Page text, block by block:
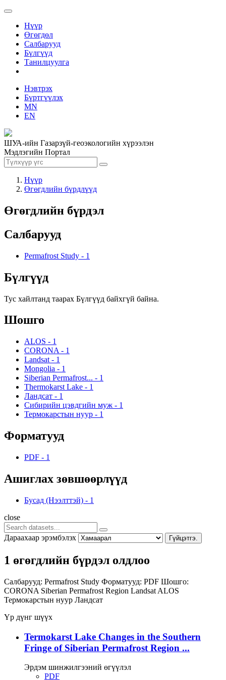
Нүүр
Өгөгдөл
Салбарууд
Бүлгүүд
Танилцуулга
Нэвтрэх
Бүртгүүлэх
MN
EN
ШУА-ийн Газарзүй-геоэкологийн хүрээлэн
Мэдлэгийн Портал
Нүүр
Өгөгдлийн бүрдлүүд
Өгөгдлийн бүрдэл
Салбарууд
Permafrost Study - 1
Бүлгүүд
Тус хайлтанд таарах Бүлгүүд байхгүй байна.
Шошго
ALOS - 1
CORONA - 1
Landsat - 1
Mongolia - 1
Siberian Permafrost... - 1
Thermokarst Lake - 1
Ландсат - 1
Сибирийн цэвдгийн муж - 1
Термокарстын нуур - 1
Форматууд
PDF - 1
Ашиглах зөвшөөрлүүд
Бусад (Нээлттэй) - 1
close
Дараахаар эрэмбэлэх Гүйцэтгэ.
1 өгөгдлийн бүрдэл олдлоо
Салбарууд: Permafrost Study Форматууд: PDF Шошго:
CORONA Siberian Permafrost Region Landsat ALOS
Термокарстын нуур Ландсат
Үр дүнг шүүх
Termokarst Lake Changes in the Southern
Fringe of Siberian Permafrost Region ...
Эрдэм шинжилгээний өгүүлэл
PDF